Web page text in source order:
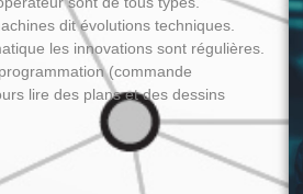
dit évolutions techniques.
les innovations sont régulières.
(commande
lire des plans et des dessins